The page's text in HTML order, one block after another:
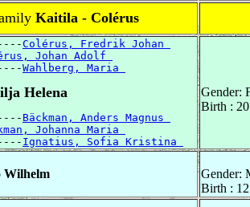
Kaitila - Colérus
Colérus, Fredrik Johan
Johan Adolf
Wahlberg, Maria
Helena
Bäckman, Anders Magnus
Johanna Maria
Ignatius, Sofia Kristina
Gender:
Birth : 20
Wilhelm
Gender:
Birth :